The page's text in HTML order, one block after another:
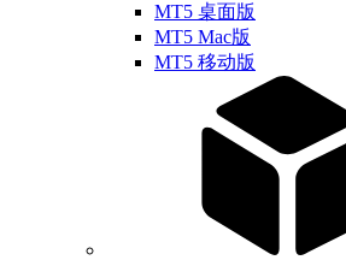
MT5 桌面版
MT5 Mac版
MT5 移动版